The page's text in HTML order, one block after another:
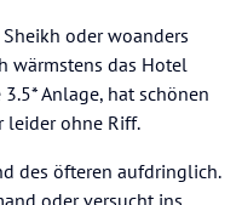
Sheikh oder woanders
wärmstens das Hotel
Anlage, hat schönen
leider ohne Riff.
des öfteren aufdringlich.
oder versucht ins